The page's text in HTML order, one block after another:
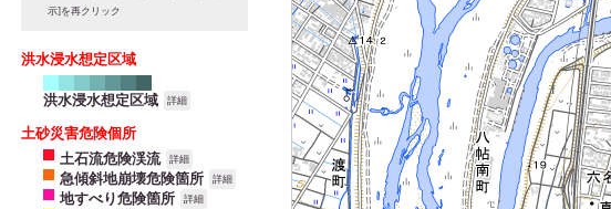
示]を再クリック
洪水浸水想定区域
洪水浸水想定区域 詳細
土砂災害危険個所
土石流危険渓流
詳細
急傾斜地崩壊危険箇所 詳細
地すべり危険箇所 詳細